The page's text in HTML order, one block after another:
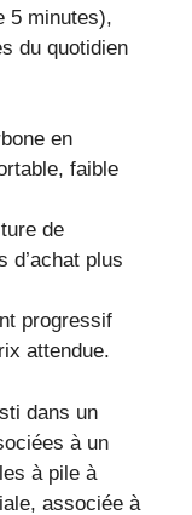
5 minutes),
du quotidien
en
faible
de
d’achat plus
progressif
attendue.
dans un
à un
à pile à
associée à